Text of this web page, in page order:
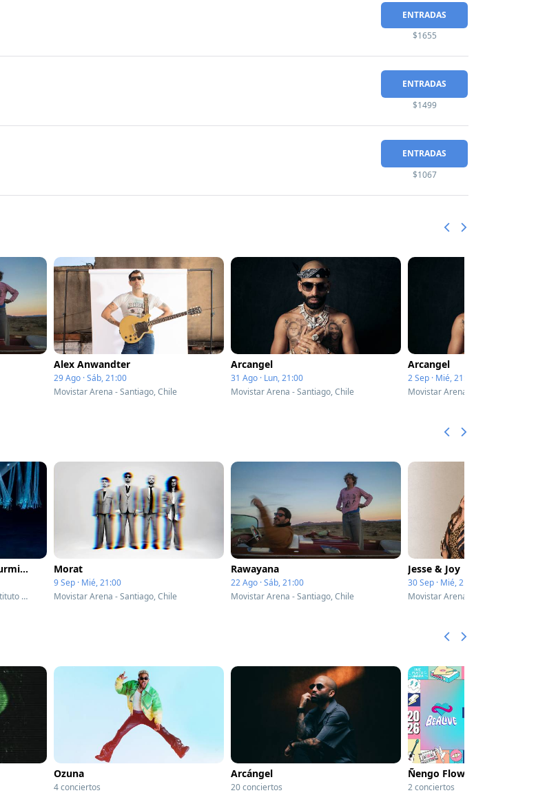
ENTRADAS
$1655
ENTRADAS
$1499
ENTRADAS
$1067
Alex Anwandter
29 Ago · Sáb, 21:00
Movistar Arena - Santiago, Chile
Arcangel
31 Ago · Lun, 21:00
Movistar Arena - Santiago, Chile
Arcangel
2 Sep · Mié, 21:00
Movistar Arena - Santiago, Chile
Ballet of Lights La Bella Durmiente en un espectáculo deslumbrante
CEINA - Centro de Extensión Instituto Nacional - Santiago, Chile
Morat
9 Sep · Mié, 21:00
Movistar Arena - Santiago, Chile
Rawayana
22 Ago · Sáb, 21:00
Movistar Arena - Santiago, Chile
Jesse & Joy
30 Sep · Mié, 21:00
Movistar Arena - Santiago, Chile
Ozuna
4 conciertos
Arcángel
20 conciertos
Ñengo Flow
2 conciertos